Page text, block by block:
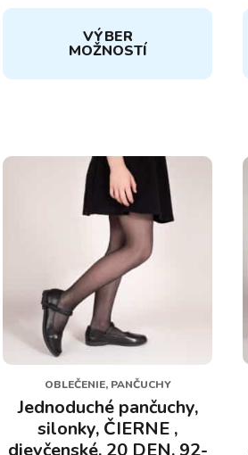
VÝBER
MOŽNOSTÍ
Tento
viacero
môžete
OBLEČENIE, PANČUCHY
Jednoduché pančuchy,
silonky, ČIERNE ,
dievčenské, 20 DEN, 92-